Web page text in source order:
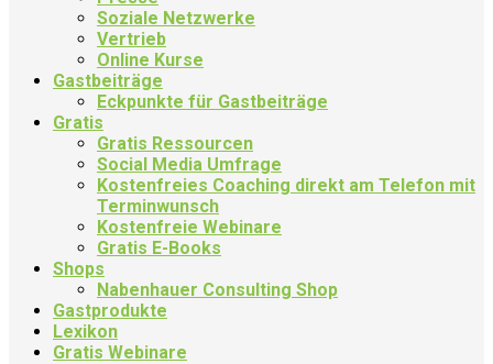
Soziale Netzwerke
Vertrieb
Online Kurse
Gastbeiträge
Eckpunkte für Gastbeiträge
Gratis
Gratis Ressourcen
Social Media Umfrage
Kostenfreies Coaching direkt am Telefon mit
Terminwunsch
Kostenfreie Webinare
Gratis E-Books
Shops
Nabenhauer Consulting Shop
Gastprodukte
Lexikon
Gratis Webinare